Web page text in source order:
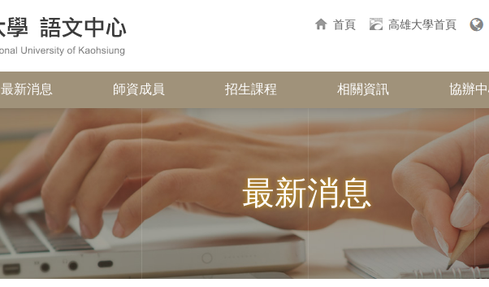
首頁 高雄大學首頁
最新消息 師資成員 招生課程 相關資訊 協辦
最新消息